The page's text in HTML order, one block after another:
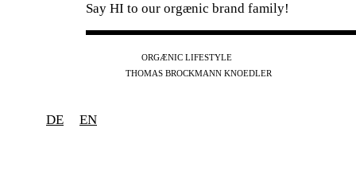
Say HI to our orgænic brand family!
ORGÆNIC LIFESTYLE
THOMAS BROCKMANN KNOEDLER
DE EN